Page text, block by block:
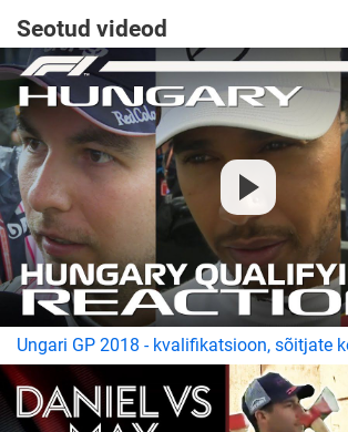
Seotud videod
Ungari GP 2018 - kvalifikatsioon, sõitjate